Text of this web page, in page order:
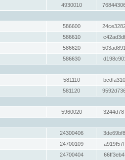
4930010
586600
586610
586620
586630
581110
581120
5960020
24300406
24700109
24700404